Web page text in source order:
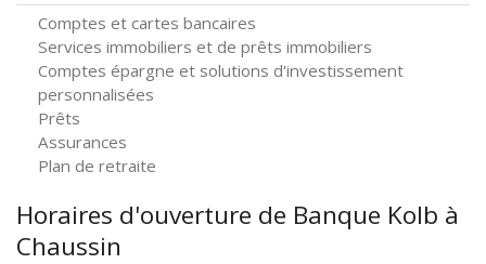
Comptes et cartes bancaires
Services immobiliers et de prêts immobiliers
Comptes épargne et solutions d'investissement
personnalisées
Prêts
Assurances
Plan de retraite
Horaires d'ouverture de Banque Kolb à
Chaussin